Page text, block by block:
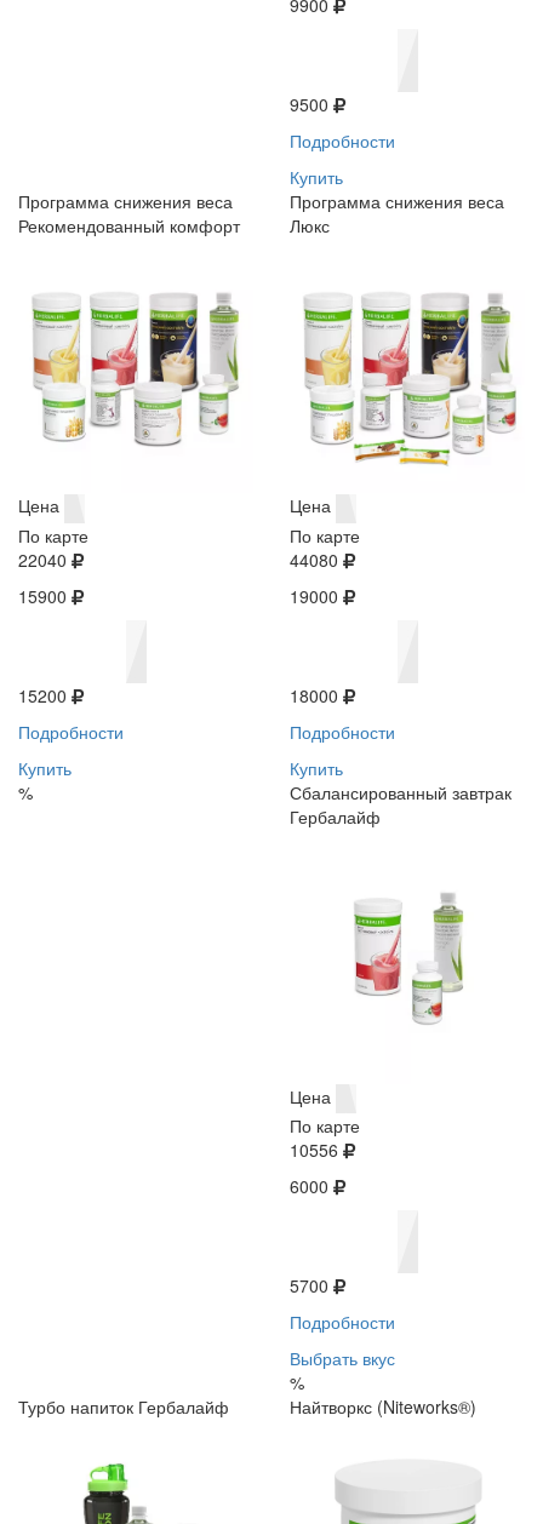
9900
9500
Подробности
Купить
Программа снижения веса
Рекомендованный комфорт
Цена
По карте
22040
15900
15200
Подробности
Купить
%
Программа снижения веса
Люкс
Цена
По карте
44080
19000
18000
Подробности
Купить
Сбалансированный завтрак
Гербалайф
Цена
По карте
10556
6000
5700
Подробности
Выбрать вкус
%
Турбо напиток Гербалайф
Найтворкс (Niteworks®)